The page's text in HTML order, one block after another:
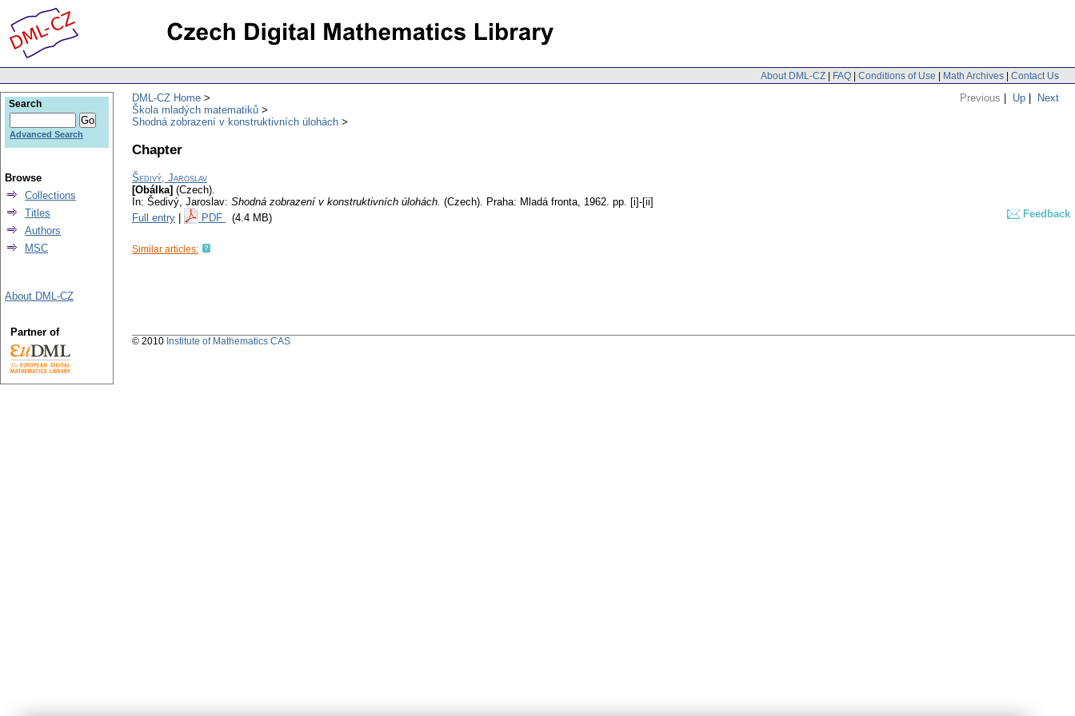
About DML-CZ | FAQ | Conditions of Use | Math Archives | Contact Us
Previous | Up | Next
DML-CZ Home
Škola mladých matematiků
Shodná zobrazení v konstruktivních úlohách
Chapter
Šedivý, Jaroslav
[Obálka] (Czech).
In: Šedivý, Jaroslav: Shodná zobrazení v konstruktivních úlohách. (Czech). Praha: Mladá fronta, 1962. pp. [i]-[ii]
Full entry
PDF (4.4 MB) Feedback
Similar articles:
Search
Advanced Search
Browse
Collections
Titles
Authors
MSC
About DML-CZ
Partner of
© 2010 Institute of Mathematics CAS